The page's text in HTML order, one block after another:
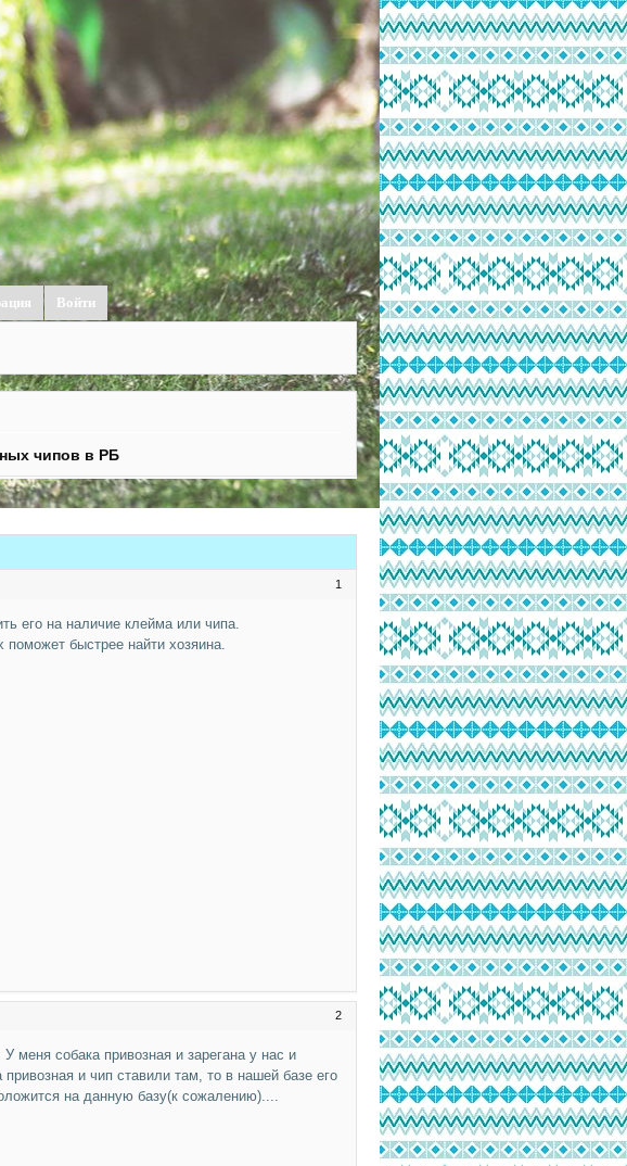
Войти
чипов в РБ
1
его на наличие клейма или чипа.
быстрее найти хозяина.
2
меня собака привозная и зарегана у нас и
и чип ставили там, то в нашей базе его
на данную базу(к сожалению)....